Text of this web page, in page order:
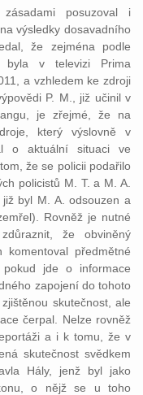
posuzoval i
výsledky dosavadního
že zejména podle
byla v televizi Prima
a vzhledem ke zdroji
P. M., již učinil v
je zřejmé, že na
který výslovně v
o aktuální situaci ve
že se policii podařilo
policistů M. T. a M. A.
byl M. A. odsouzen a
Rovněž je nutné
že obviněný
předmětné
jde o informace
zapojení do tohoto
skutečnost, ale
čerpal. Nelze rovněž
a i k tomu, že v
skutečnost svědkem
Hály, jenž byl jako
o nějž se u toho